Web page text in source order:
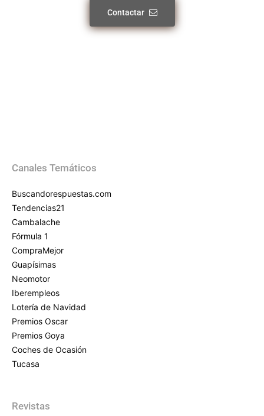
Contactar
Canales Temáticos
Buscandorespuestas.com
Tendencias21
Cambalache
Fórmula 1
CompraMejor
Guapísimas
Neomotor
Iberempleos
Lotería de Navidad
Premios Oscar
Premios Goya
Coches de Ocasión
Tucasa
Revistas